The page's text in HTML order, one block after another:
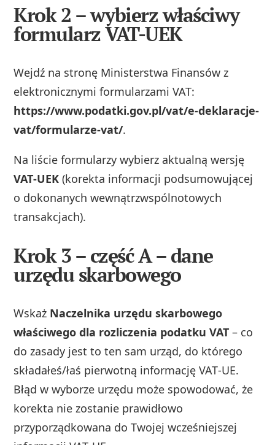
Krok 2 – wybierz właściwy
formularz VAT-UEK
Wejdź na stronę Ministerstwa Finansów z
elektronicznymi formularzami VAT:
https://www.podatki.gov.pl/vat/e-deklaracje-
vat/formularze-vat/.
Na liście formularzy wybierz aktualną wersję
VAT‑UEK (korekta informacji podsumowującej
o dokonanych wewnątrzwspólnotowych
transakcjach).
Krok 3 – część A – dane
urzędu skarbowego
Wskaż Naczelnika urzędu skarbowego
właściwego dla rozliczenia podatku VAT – co
do zasady jest to ten sam urząd, do którego
składałeś/łaś pierwotną informację VAT‑UE.
Błąd w wyborze urzędu może spowodować, że
korekta nie zostanie prawidłowo
przyporządkowana do Twojej wcześniejszej